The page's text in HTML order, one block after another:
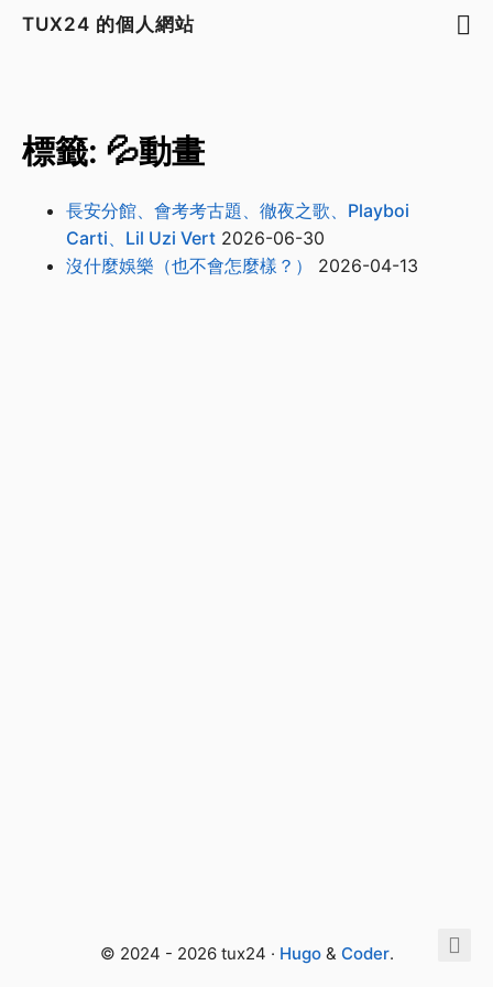
TUX24 的個人網站
標籤: 💦動畫
長安分館、會考考古題、徹夜之歌、Playboi
Carti、Lil Uzi Vert 2026-06-30
沒什麼娛樂（也不會怎麼樣？）
2026-04-13
© 2024 - 2026 tux24 · Hugo& Coder.